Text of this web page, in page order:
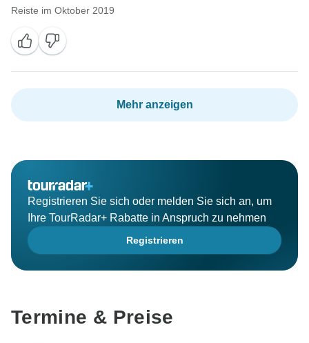
Reiste im Oktober 2019
Mehr anzeigen
Registrieren Sie sich oder melden Sie sich an, um
Ihre TourRadar+ Rabatte in Anspruch zu nehmen
Registrieren
Termine & Preise